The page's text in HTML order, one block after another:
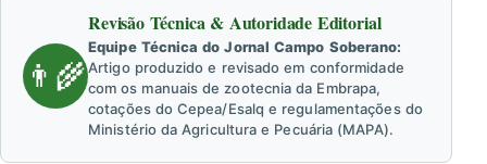
👨‍🌾
Revisão Técnica & Autoridade Editorial
Equipe Técnica do Jornal Campo Soberano:
Artigo produzido e revisado em conformidade
com os manuais de zootecnia da Embrapa,
cotações do Cepea/Esalq e regulamentações do
Ministério da Agricultura e Pecuária (MAPA).